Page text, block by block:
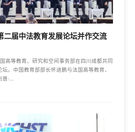
二届中法教育发展论坛并作交流
高等教育、研究和空间事务部在四川成都共同
。中国教育部部长怀进鹏与法国高等教育、
·...